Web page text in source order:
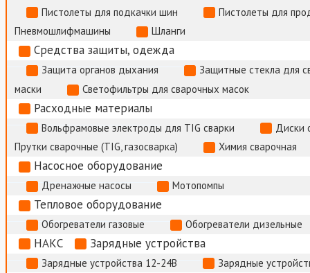
Пистолеты для подкачки шин
Пистолеты для
Пневмошлифмашины
Шланги
Средства защиты, одежда
Защита органов дыхания
Защитные стекла для
маски
Светофильтры для сварочных масок
Расходные материалы
Вольфрамовые электроды для TIG сварки
Диски
Прутки сварочные (TIG, газосварка)
Химия сварочная
Насосное оборудование
Дренажные насосы Мотопомпы
Тепловое оборудование
Обогреватели газовые Обогреватели дизельные
НАКС Зарядные устройства
Зарядные устройства 12-24В Зарядные